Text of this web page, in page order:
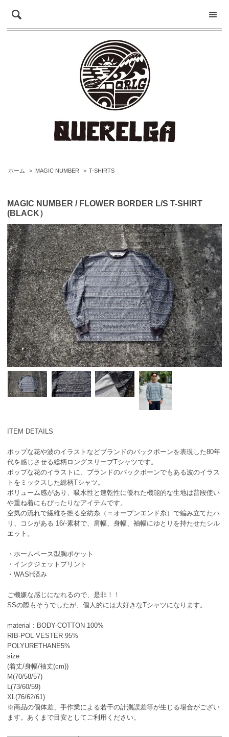
ホーム > MAGIC NUMBER > T-SHIRTS
MAGIC NUMBER / FLOWER BORDER L/S T-SHIRT
(BLACK）
ITEM DETAILS
ポップな花や波のイラストなどブランドのバックボーンを表現した80年
代を感じさせる総柄ロングスリーブTシャツです。
ポップな花のイラストに、ブランドのバックボーンでもある波のイラス
トをミックスした総柄Tシャツ。
ボリューム感があり、吸水性と速乾性に優れた機能的な生地は普段使い
や重ね着にもぴったりなアイテムです。
空気の流れで繊維を撚る空紡糸（＝オープンエンド糸）で編み立てたハ
リ、コシがある 16/-素材で、肩幅、身幅、袖幅にゆとりを持たせたシル
エット。
・ホームベース型胸ポケット
・インクジェットプリント
・WASH済み
ご機嫌な感じになれるので、是非！！
SSの際もそうでしたが、個人的には大好きなTシャツになります。
material : BODY-COTTON 100%
RIB-POL VESTER 95%
POLYURETHANE5%
size
(着丈/身幅/袖丈(cm))
M(70/58/57)
L(73/60/59)
XL(76/62/61)
※商品の個体差、手作業による若干の計測誤差等が生じる場合がござい
ます。あくまで目安としてご利用ください。